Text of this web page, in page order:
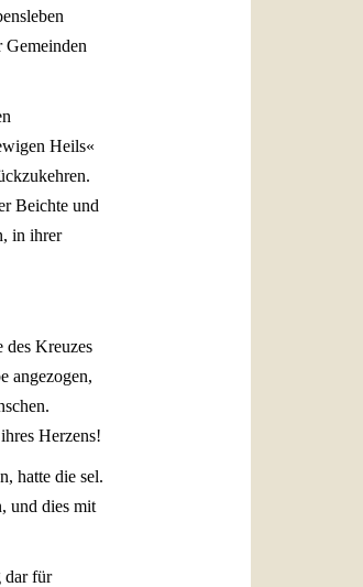
Gemeinden
Heils«
Beichte und
in ihrer
des Kreuzes
angezogen,
Herzens!
hatte die sel.
und dies mit
dar für